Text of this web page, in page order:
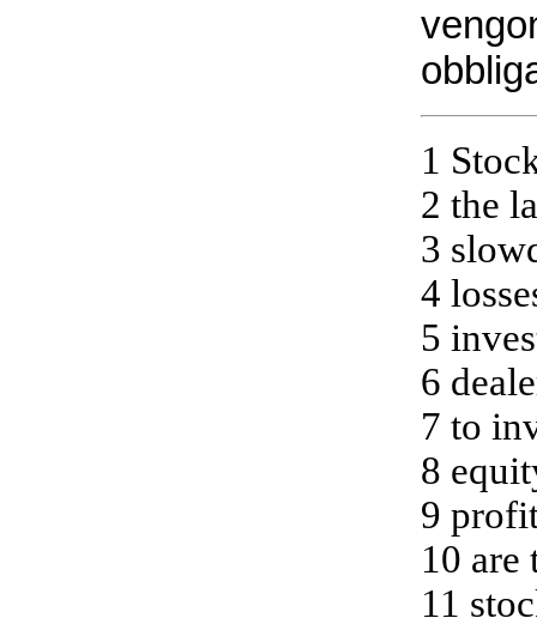
1
2 the
3
4
5
6
7 to
8
9
10 are
11